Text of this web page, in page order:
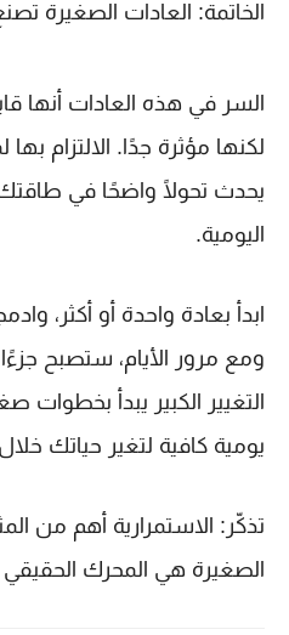
الخاتمة: العادات الصغيرة
السر في هذه العادات أنها
لكنها مؤثرة جدًا. الالتزام
يحدث تحولًا واضحًا في
اليومية.
ابدأ بعادة واحدة أو أكثر،
ومع مرور الأيام، ستصبح
يومية كافية لتغير حياتك
تذكّر: الاستمرارية أهم من
الصغيرة هي المحرك الحقيقي